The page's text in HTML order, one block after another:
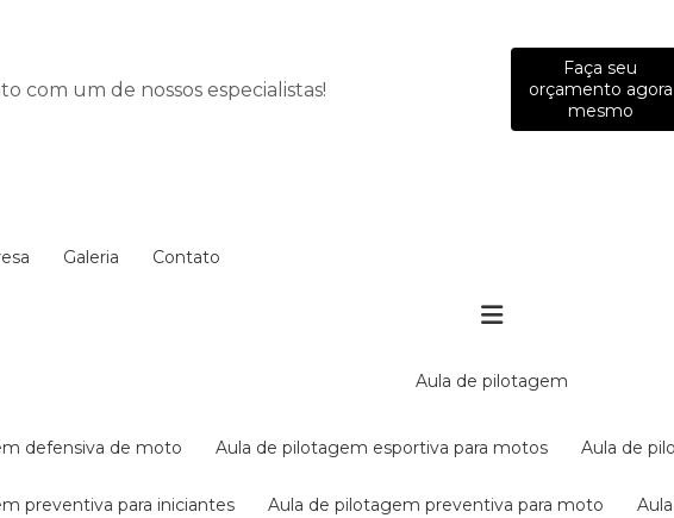
com um de nossos especialistas!
Faça seu
orçamento agora
mesmo
Galeria Contato
aula de pilotagem
defensiva de moto aula de pilotagem esportiva para motos aula de
preventiva para iniciantes aula de pilotagem preventiva para moto